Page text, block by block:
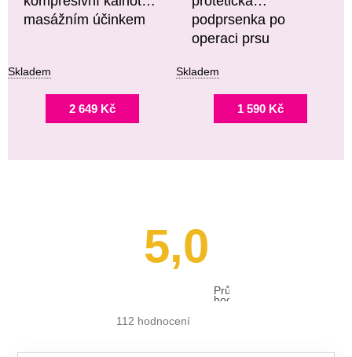
masážním účinkem
Skladem
2 649 Kč
podprsenka po
operaci prsu
Skladem
1 590 Kč
5,0
Průměrné
hodnocení
112 hodnocení